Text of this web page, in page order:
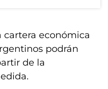
cartera económica
podrán
de la